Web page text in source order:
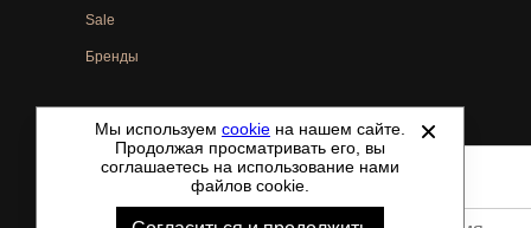
Sale
Бренды
©2021-2026 - ShoesTown.ru - все права защищены.
Мы используем cookie на нашем сайте.
Продолжая просматривать его, вы
соглашаетесь на использование нами
файлов cookie.